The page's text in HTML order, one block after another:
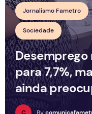
Jornalismo Fametro
Sociedade
Desemprego
para 7,7%,
ainda
C By